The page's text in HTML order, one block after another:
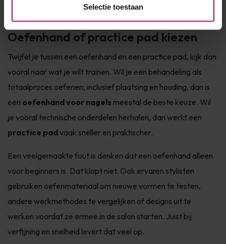
Selectie toestaan
Oefenhand of practice pad kiezen
Twijfel je tussen een oefenhand en een practice pad, kijk dan
vooral naar wat je wilt trainen. Wil je een behandeling als
totaalproces oefenen, inclusief plaatsing en houding, dan is
een oefenhand voor nagels meestal de beste keuze. Wil
je vooral technische onderdelen herhalen, dan werkt een
practice padvaak sneller en praktischer.
Een veelgemaakte fout is denken dat een oefenhand alleen
voor beginners is. Dat klopt niet. Ook ervaren stylisten
gebruiken oefenmateriaal om nieuwe vormen te testen,
andere werkmethodes te vergelijken of designs uit te
werken voordat ze ermee in de salon starten. Juist bij
verfijning en snelheid levert dat veel op.